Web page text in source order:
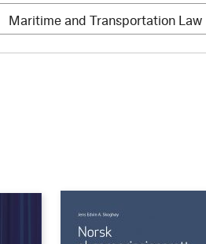
Maritime and Transportation Law